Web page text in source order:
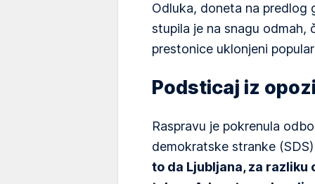
Odluka, doneta na predlog
stupila je na snagu odmah,
prestonice uklonjeni
Podsticaj iz
Raspravu je pokrenula
demokratske stranke
to da Ljubljana, za